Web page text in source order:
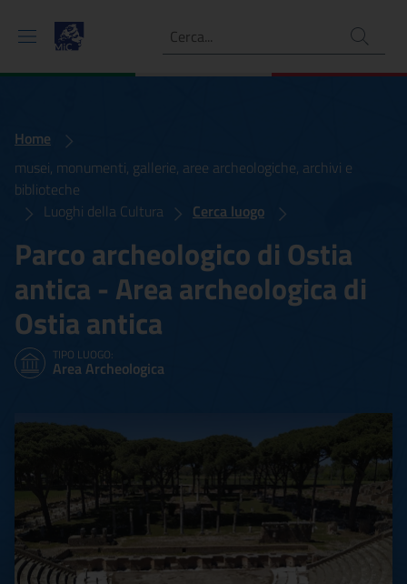
Ricerca
Home
musei, monumenti, gallerie, aree archeologiche, archivi e
biblioteche
Luoghi della Cultura
Cerca luogo
Parco archeologico di Ostia
antica - Area archeologica di
Ostia antica
TIPO LUOGO:
Area Archeologica
Parco archeologico di